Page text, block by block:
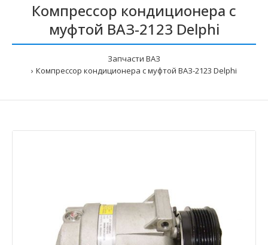
Компрессор кондиционера с
муфтой ВАЗ-2123 Delphi
Запчасти ВАЗ
Компрессор кондиционера с муфтой ВАЗ-2123 Delphi